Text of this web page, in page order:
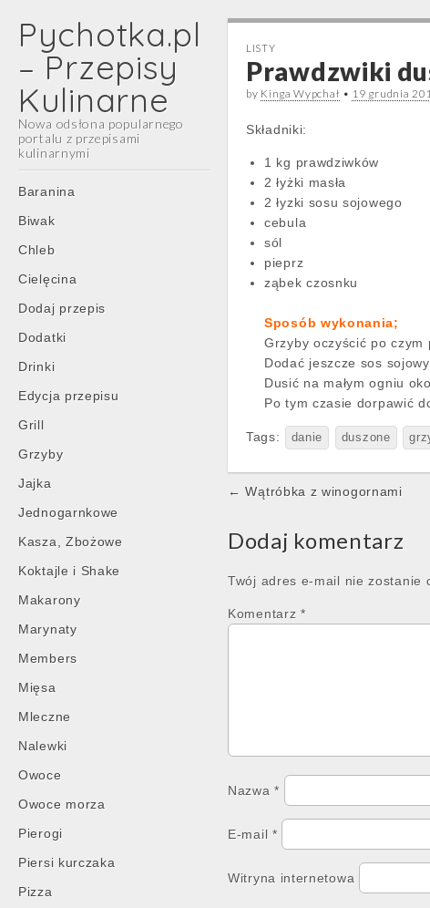
Pychotka.pl
– Przepisy
Kulinarne
Nowa odsłona popularnego
portalu z przepisami
kulinarnymi
Main
menu
Skip
content
Baranina
Biwak
Chleb
Cielęcina
Dodaj przepis
Dodatki
Drinki
Edycja przepisu
Grill
Grzyby
Jajka
Jednogarnkowe
Kasza, Zbożowe
Koktajle i Shake
Makarony
Marynaty
Members
Mięsa
Mleczne
Nalewki
Owoce
Owoce morza
Pierogi
Piersi kurczaka
Pizza
LISTY
Prawdzwiki
by Kinga Wypchał • 19 grudnia
Składniki:
1 kg prawdziwków
2 łyżki masła
2 łyzki sosu sojowego
cebula
sól
pieprz
ząbek czosnku
Sposób wykonania;
Grzyby oczyścić po czym
Dodać jeszcze sos
Dusić na małym ogniu
Po tym czasie dorpawić
Tags: danie duszone
Post
← Wątróbka z winogornami
Dodaj komentarz
Twój adres e-mail nie zostanie
Komentarz *
Nazwa*
E-mail *
Witryna internetowa